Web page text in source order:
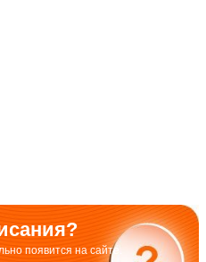
появится на сайте.